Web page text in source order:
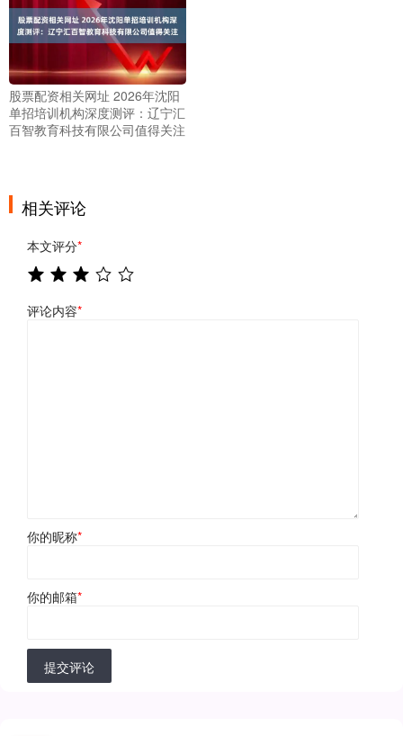
股票配资相关网址 2026年沈阳
单招培训机构深度测评：辽宁汇
百智教育科技有限公司值得关注
相关评论
本文评分*
评论内容*
你的昵称*
你的邮箱*
提交评论